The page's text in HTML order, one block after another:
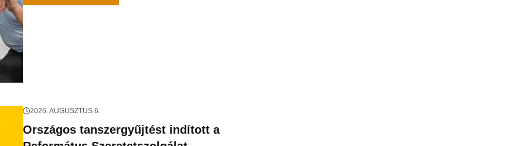
2026. AUGUSZTUS 6.
Országos tanszergyűjtést indított a